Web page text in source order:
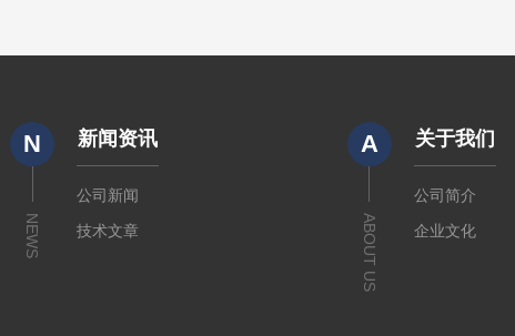
N
NEWS
新闻资讯
公司新闻
技术文章
A
ABOUT US
关于我们
公司简介
企业文化